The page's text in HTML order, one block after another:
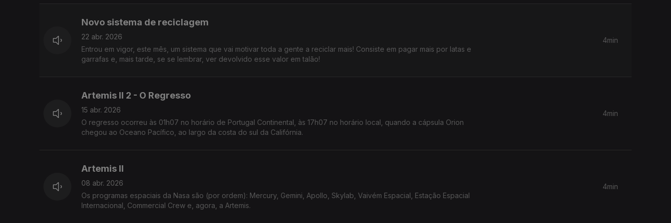
Novo sistema de reciclagem
22 abr. 2026
Entrou em vigor, este mês, um sistema que vai motivar toda a gente a reciclar mais! Consiste em pagar mais por latas e
garrafas e, mais tarde, se se lembrar, ver devolvido esse valor em talão!
4min
Artemis II 2 - O Regresso
15 abr. 2026
O regresso ocorreu às 01h07 no horário de Portugal Continental, às 17h07 no horário local, quando a cápsula Orion
chegou ao Oceano Pacífico, ao largo da costa do sul da Califórnia.
4min
Artemis II
08 abr. 2026
Os programas espaciais da Nasa são (por ordem): Mercury, Gemini, Apollo, Skylab, Vaivém Espacial, Estação Espacial
Internacional, Commercial Crew e, agora, a Artemis.
4min